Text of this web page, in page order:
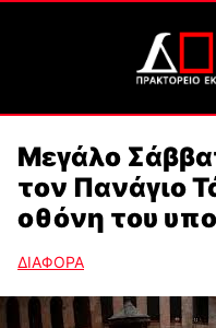
Μεγάλο
τον Πανάγιο
οθόνη του
ΔΙΑΦΟΡΑ